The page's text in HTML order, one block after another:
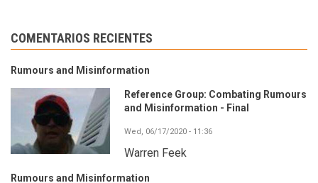
COMENTARIOS RECIENTES
Rumours and Misinformation
Reference Group: Combating Rumours
and Misinformation - Final
Wed, 06/17/2020 - 11:36
Warren Feek
Rumours and Misinformation